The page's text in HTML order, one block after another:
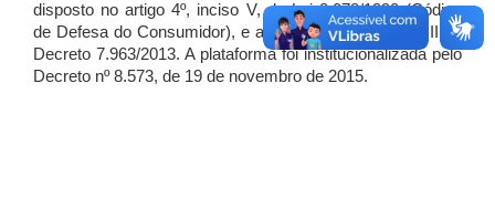
disposto no artigo 4º, inciso V, da Lei 8.078/1990 (Código
de Defesa do Consumidor), e artigo 7º, incisos I, II e III do
Decreto 7.963/2013. A plataforma foi institucionalizada pelo
Decreto nº 8.573, de 19 de novembro de 2015.